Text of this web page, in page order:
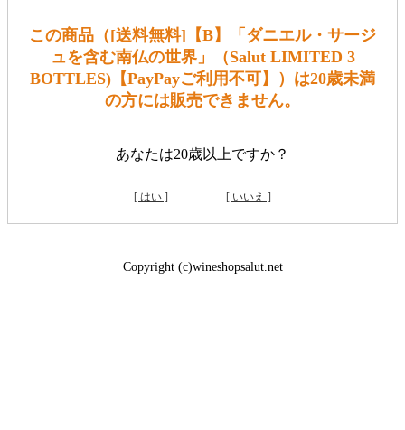
この商品（[送料無料]【B】「ダニエル・サージ
ュを含む南仏の世界」（Salut LIMITED 3
BOTTLES)【PayPayご利用不可】）は20歳未満
の方には販売できません。
あなたは20歳以上ですか？
[ はい ] [ いいえ ]
Copyright (c)wineshopsalut.net